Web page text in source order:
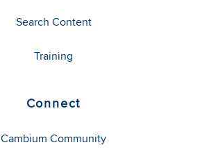
Search Content
Training
Connect
Cambium Community